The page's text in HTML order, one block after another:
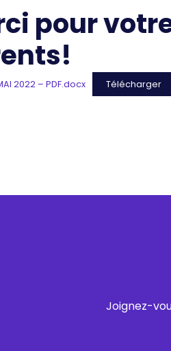
pour
2022 – PDF.docx Télécharger
Joignez-